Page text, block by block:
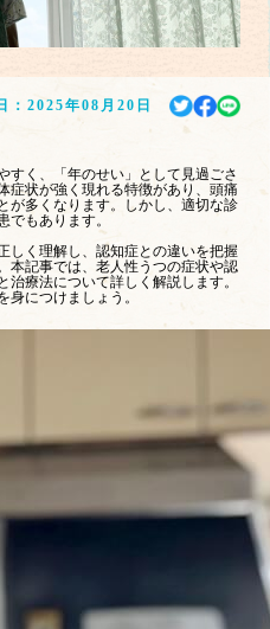
： 2025年08月20日
すく、「年のせい」として見過ごさ
症状が強く現れる特徴があり、頭痛
が多くなります。しかし、適切な診
でもあります。
しく理解し、認知症との違いを把握
本記事では、老人性うつの症状や認
療法について詳しく解説します。
につけましょう。